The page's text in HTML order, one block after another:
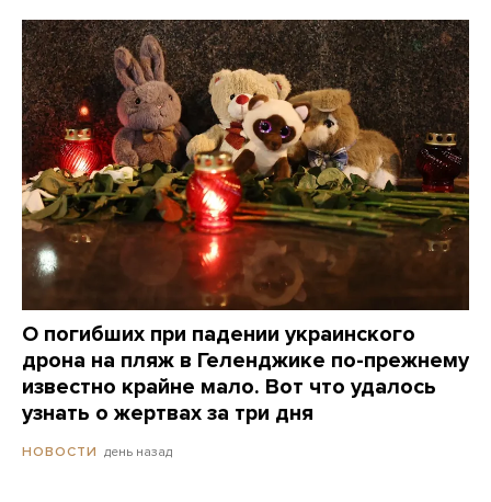
О погибших при падении украинского
дрона на пляж в Геленджике по-прежнему
известно крайне мало. Вот что удалось
узнать о жертвах за три дня
НОВОСТИ день назад